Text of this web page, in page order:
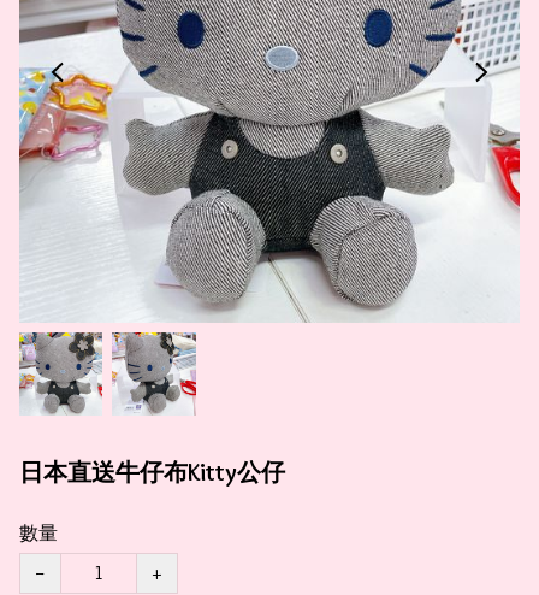
日本直送牛仔布Kitty公仔
數量
−
+